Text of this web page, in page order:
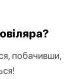
побачивши,